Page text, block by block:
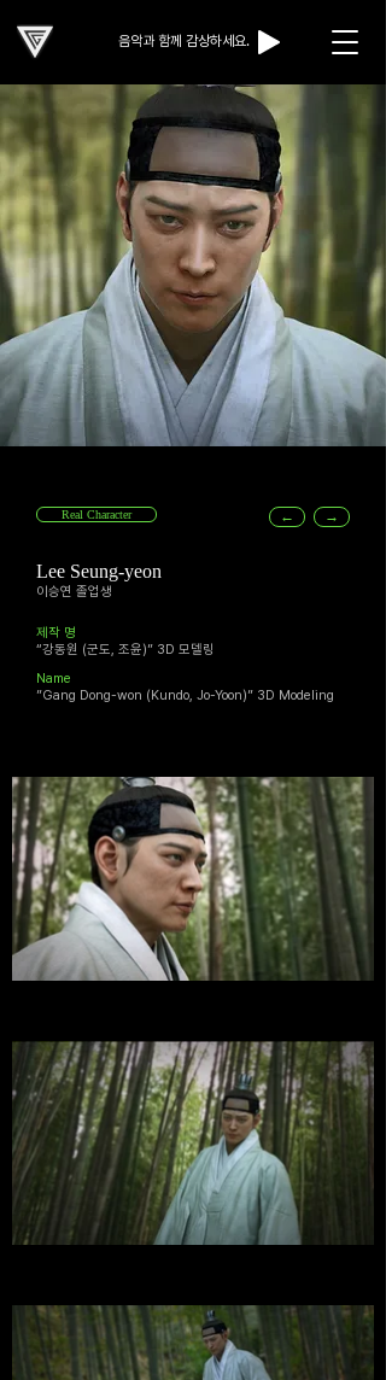
음악과 함께 감상하세요.
Real Character ← →
Lee Seung-yeon
이승연 졸업생
​제작 명
“강동원 (군도, 조윤)” 3D 모델링
Name
”Gang Dong-won (Kundo, Jo-Yoon)” 3D Modeling